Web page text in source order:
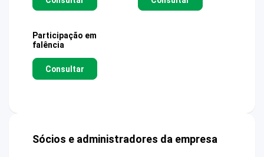
Participação em
falência
Consultar
Sócios e administradores da empresa